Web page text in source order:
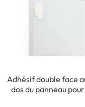
Adhésif double face
dos du panneau pour